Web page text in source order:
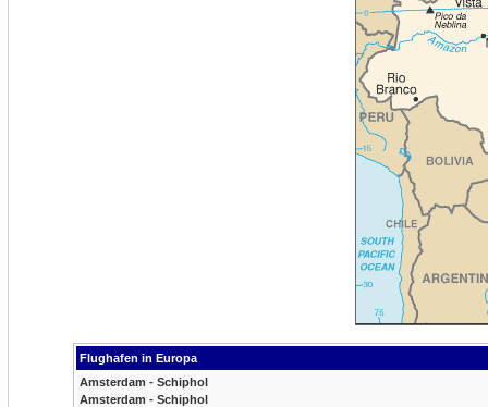
Flughafen in Europa
Amsterdam - Schiphol
Amsterdam - Schiphol